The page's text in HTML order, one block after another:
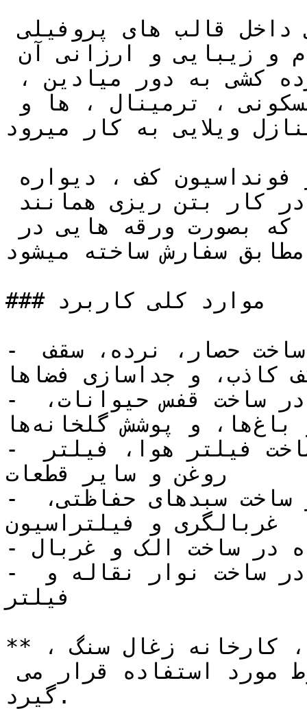
این توری که به صورت ورق هایی داخل قالب های پروفیلی
ویلایی به کار میرود.
سفارش ساخته میشود.
### موارد کلی کاربرد
- صنعت ساختمان: استفاده در ساخت حصار، نرده، سقف
کاذب، و جداسازی فضاها
- صنعت کشاورزی: استفاده در ساخت قفس حیوانات،
حصارکشی مزارع و باغ‌ها، و پوشش گلخانه‌ها
- صنعت خودرو: استفاده در ساخت فیلتر هوا، فیلتر
روغن و سایر قطعات
- صنعت نفت و گاز: استفاده در ساخت سبدهای حفاظتی،
غربالگری و فیلتراسیون
- صنعت معدن: استفاده در ساخت الک و غربال
- صنعت صنایع غذایی: استفاده در ساخت نوار نقاله و
فیلتر
**توری پرسی سنگین** در معادن ، کارخانه زغال سنگ ،
ساختمان و دیگر صنایع مربوط مورد استفاده قرار می
گیرد.